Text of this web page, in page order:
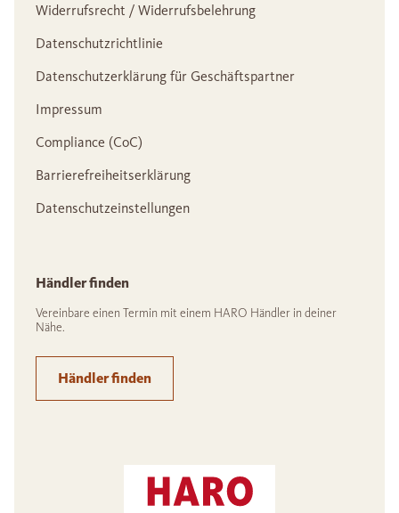
Widerrufsrecht / Widerrufsbelehrung
Datenschutzrichtlinie
Datenschutzerklärung für Geschäftspartner
Impressum
Compliance (CoC)
Barrierefreiheitserklärung
Datenschutzeinstellungen
Händler finden
Vereinbare einen Termin mit einem HARO Händler in deiner
Nähe.
Händler finden